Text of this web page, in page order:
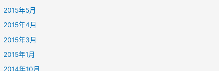
2015年5月
2015年4月
2015年3月
2015年1月
2014年10月